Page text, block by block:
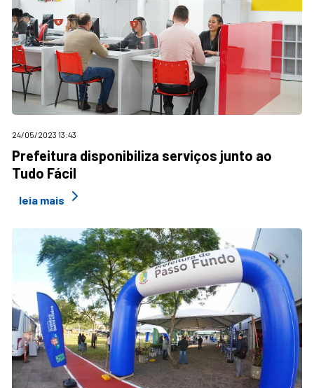
24/05/2023 13:43
Prefeitura disponibiliza serviços junto ao
Tudo Fácil
leia mais